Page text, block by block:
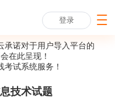
登录
承诺对于用户导入平台的
在此呈现！
考试系统服务！
技术试题